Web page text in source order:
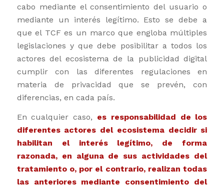
cabo mediante el consentimiento del usuario o
mediante un interés legítimo. Esto se debe a
que el TCF es un marco que engloba múltiples
legislaciones y que debe posibilitar a todos los
actores del ecosistema de la publicidad digital
cumplir con las diferentes regulaciones en
materia de privacidad que se prevén, con
diferencias, en cada país.
En cualquier caso, es responsabilidad de los
diferentes actores del ecosistema decidir si
habilitan el interés legítimo, de forma
razonada, en alguna de sus actividades del
tratamiento o, por el contrario, realizan todas
las anteriores mediante consentimiento del